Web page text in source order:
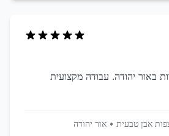
באור יהודה. עבודה מקצועית
אבן טבעית • אור יהודה